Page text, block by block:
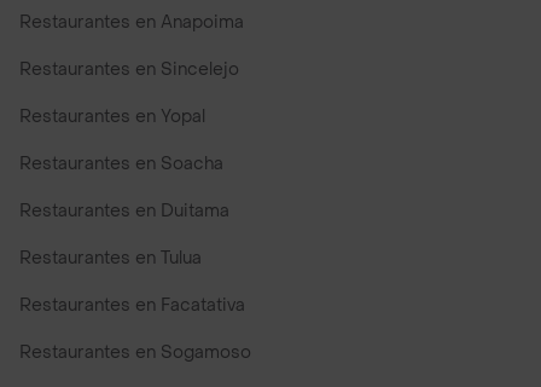
Restaurantes en Anapoima
Restaurantes en Sincelejo
Restaurantes en Yopal
Restaurantes en Soacha
Restaurantes en Duitama
Restaurantes en Tulua
Restaurantes en Facatativa
Restaurantes en Sogamoso